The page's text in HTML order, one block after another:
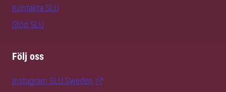
Kontakta SLU
Stöd SLU
Följ oss
Instagram SLU.Sweden